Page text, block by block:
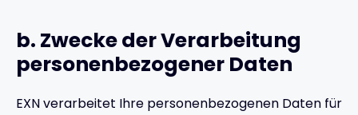
b. Zwecke der Verarbeitung
personenbezogener Daten
EXN verarbeitet Ihre personenbezogenen Daten für